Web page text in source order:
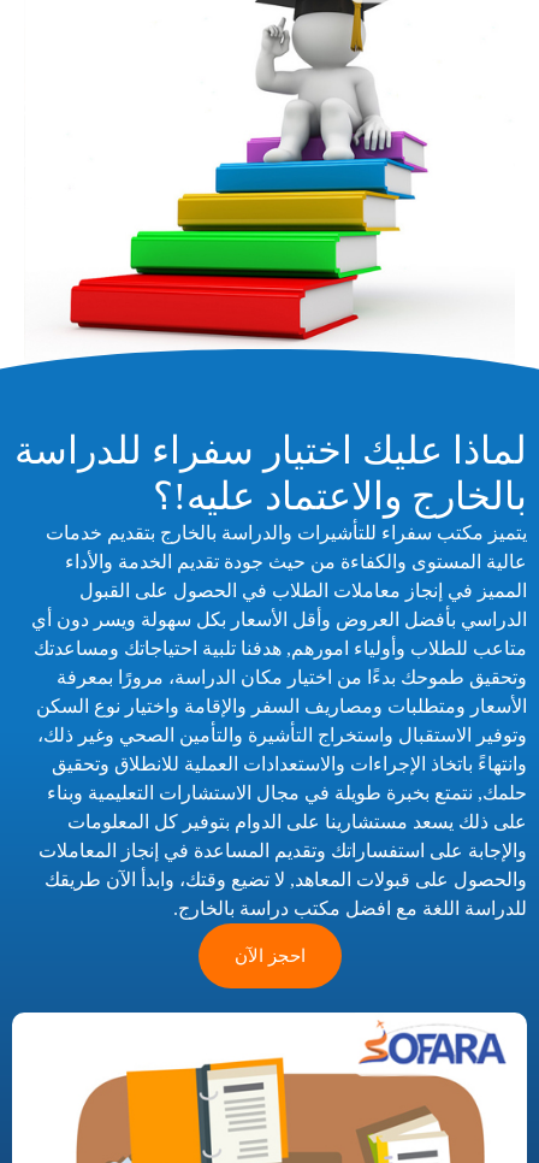
لماذا عليك اختيار سفراء للدراسة
بالخارج والاعتماد عليه!؟
يتميز مكتب سفراء للتأشيرات والدراسة بالخارج بتقديم خدمات
عالية المستوى والكفاءة من حيث جودة تقديم الخدمة والأداء
المميز في إنجاز معاملات الطلاب في الحصول على القبول
الدراسي بأفضل العروض وأقل الأسعار بكل سهولة ويسر دون أي
متاعب للطلاب وأولياء امورهم, هدفنا تلبية احتياجاتك ومساعدتك
وتحقيق طموحك بدءًا من اختيار مكان الدراسة، مرورًا بمعرفة
الأسعار ومتطلبات ومصاريف السفر والإقامة واختيار نوع السكن
وتوفير الاستقبال واستخراج التأشيرة والتأمين الصحي وغير ذلك،
وانتهاءً باتخاذ الإجراءات والاستعدادات العملية للانطلاق وتحقيق
حلمك, نتمتع بخبرة طويلة في مجال الاستشارات التعليمية وبناء
على ذلك يسعد مستشارينا على الدوام بتوفير كل المعلومات
والإجابة على استفساراتك وتقديم المساعدة في إنجاز المعاملات
والحصول على قبولات المعاهد, لا تضيع وقتك، وابدأ الآن طريقك
للدراسة اللغة مع افضل مكتب دراسة بالخارج.
احجز الآن